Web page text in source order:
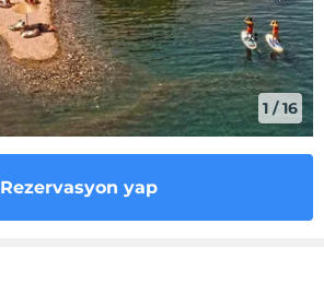
1 /16
Rezervasyon yap